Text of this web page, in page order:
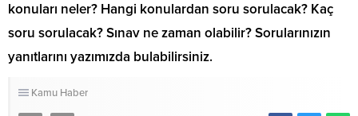
konuları neler? Hangi konulardan soru sorulacak? Kaç
soru sorulacak? Sınav ne zaman olabilir? Sorularınızın
yanıtlarını yazımızda bulabilirsiniz.
Kamu Haber